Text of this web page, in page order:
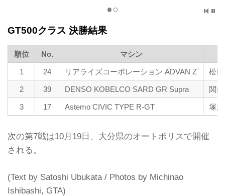
GT500クラス 決勝結果
順位 No. マシン
1 24 リアライズコーポレーション ADVAN Z 松
2 39 DENSO KOBELCO SARD GR Supra 関
3 17 Astemo CIVIC TYPE R-GT 塚
次の第7戦は10月19日、大分県のオートポリスで開催
される。
(Text by Satoshi Ubukata / Photos by Michinao
Ishibashi, GTA)